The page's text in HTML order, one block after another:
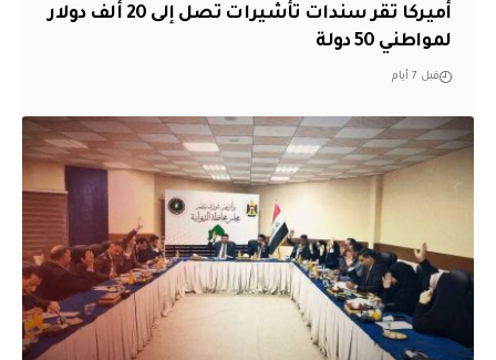
أميركا تقر سندات تأشيرات تصل إلى 20 ألف دولار
لمواطني 50 دولة
قبل 7 أيام